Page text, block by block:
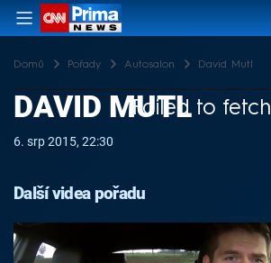
Domů Pořady Autosalon David Mutl
Failed to fetch
DAVID MUTL
6. srp 2015, 22:30
Další videa pořadu